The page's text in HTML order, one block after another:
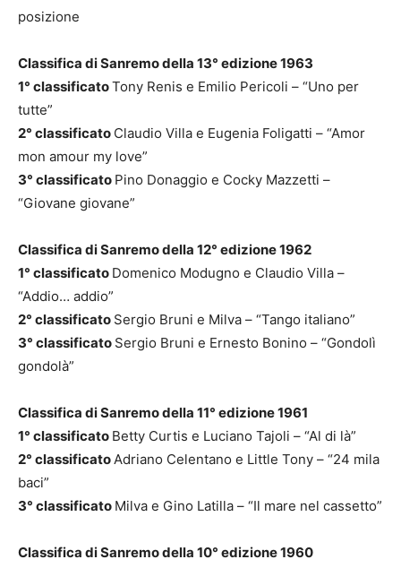
posizione
Classifica di Sanremo della 13° edizione 1963
1° classificatoTony Renis e Emilio Pericoli – “Uno per
tutte”
2° classificato Claudio Villa e Eugenia Foligatti – “Amor
mon amour my love”
3° classificato Pino Donaggio e Cocky Mazzetti –
“Giovane giovane”
Classifica di Sanremo della 12° edizione 1962
1° classificato Domenico Modugno e Claudio Villa –
“Addio… addio”
2° classificato Sergio Bruni e Milva – “Tango italiano”
3° classificato Sergio Bruni e Ernesto Bonino – “Gondolì
gondolà”
Classifica di Sanremo della 11° edizione 1961
1° classificato Betty Curtis e Luciano Tajoli – “Al di là”
2° classificatoAdriano Celentano e Little Tony – “24 mila
baci”
3° classificato Milva e Gino Latilla – “Il mare nel cassetto”
Classifica di Sanremo della 10° edizione 1960